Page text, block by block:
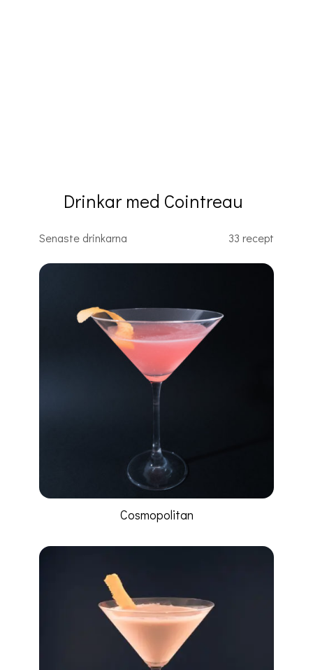
Drinkar med Cointreau
Senaste drinkarna 33 recept
Cosmopolitan